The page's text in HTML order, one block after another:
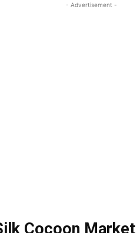
- Advertisement -
Cocoon Market